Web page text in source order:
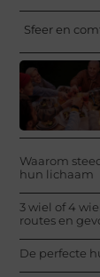
Sfeer en
Waarom
hun lichaam
3 wiel of 4
routes en
De perfecte